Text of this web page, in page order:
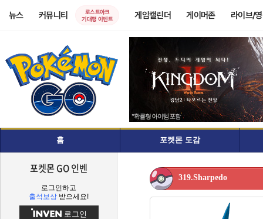
뉴스 커뮤니티
로스트아크
기대평 이벤트
게임캘린더 게이머존 라이브/
홈 포켓몬 도감
포켓몬 GO 인벤
로그인하고
출석보상 받으세요!
로그인
319.Sharpedo